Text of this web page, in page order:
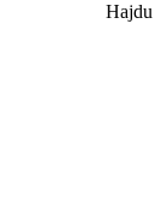
Hajdu